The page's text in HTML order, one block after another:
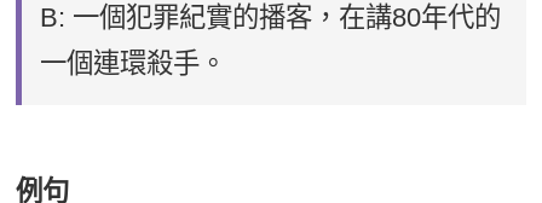
B: 一個犯罪紀實的播客，在講80年代的
一個連環殺手。
例句